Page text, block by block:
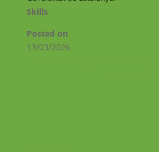
Skills
Posted on
13/03/2026